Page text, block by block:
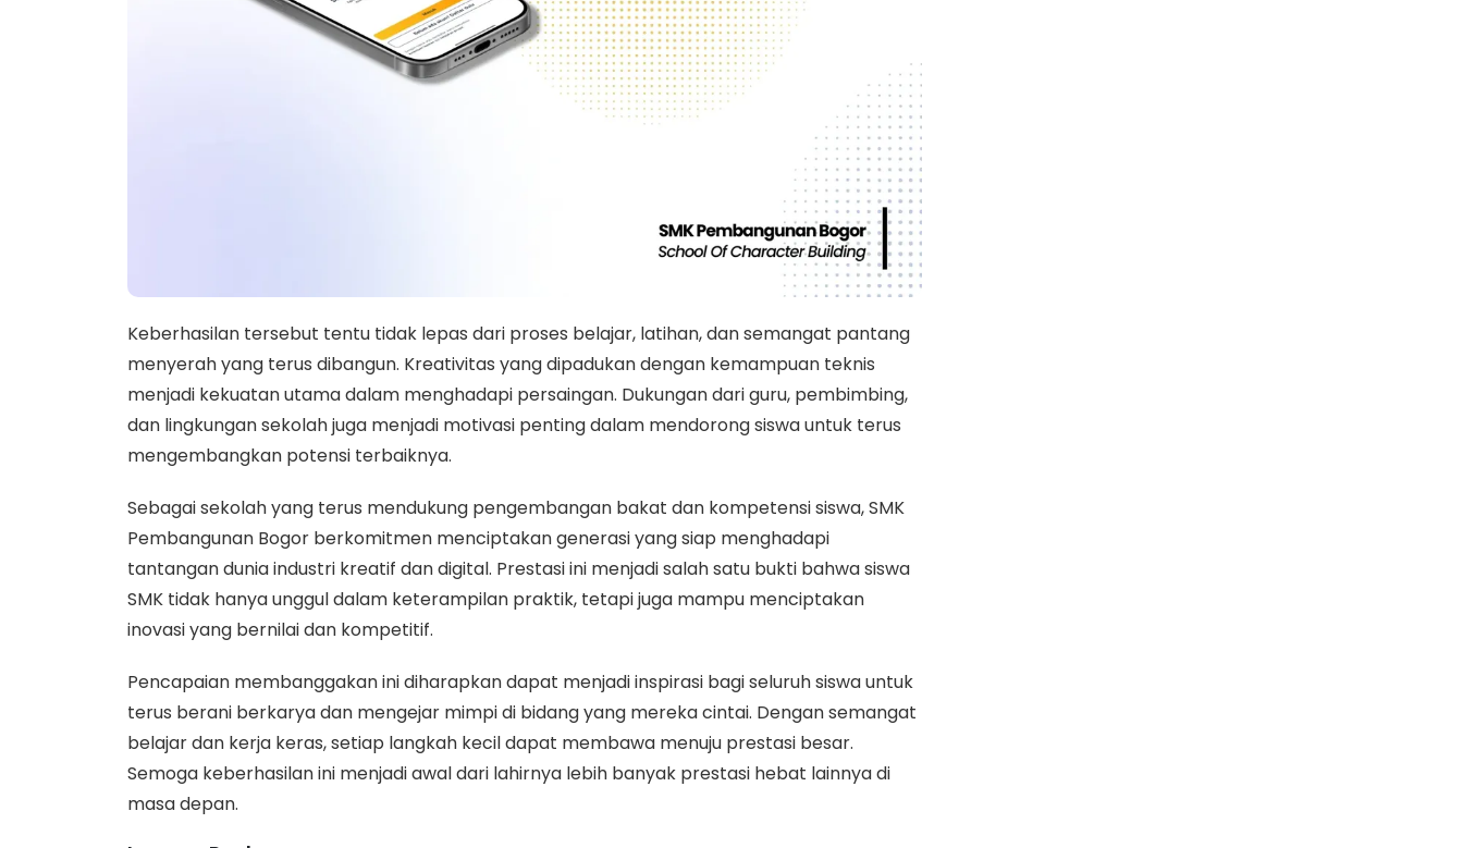
Keberhasilan tersebut tentu tidak lepas dari proses belajar, latihan, dan semangat pantang
menyerah yang terus dibangun. Kreativitas yang dipadukan dengan kemampuan teknis
menjadi kekuatan utama dalam menghadapi persaingan. Dukungan dari guru, pembimbing,
dan lingkungan sekolah juga menjadi motivasi penting dalam mendorong siswa untuk terus
mengembangkan potensi terbaiknya.
Sebagai sekolah yang terus mendukung pengembangan bakat dan kompetensi siswa, SMK
Pembangunan Bogor berkomitmen menciptakan generasi yang siap menghadapi
tantangan dunia industri kreatif dan digital. Prestasi ini menjadi salah satu bukti bahwa siswa
SMK tidak hanya unggul dalam keterampilan praktik, tetapi juga mampu menciptakan
inovasi yang bernilai dan kompetitif.
Pencapaian membanggakan ini diharapkan dapat menjadi inspirasi bagi seluruh siswa untuk
terus berani berkarya dan mengejar mimpi di bidang yang mereka cintai. Dengan semangat
belajar dan kerja keras, setiap langkah kecil dapat membawa menuju prestasi besar.
Semoga keberhasilan ini menjadi awal dari lahirnya lebih banyak prestasi hebat lainnya di
masa depan.